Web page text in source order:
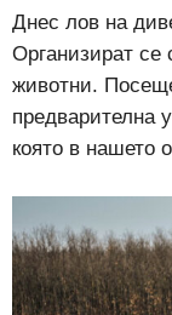
Днес лов на
Организират
животни.
предварителна
която в нашето